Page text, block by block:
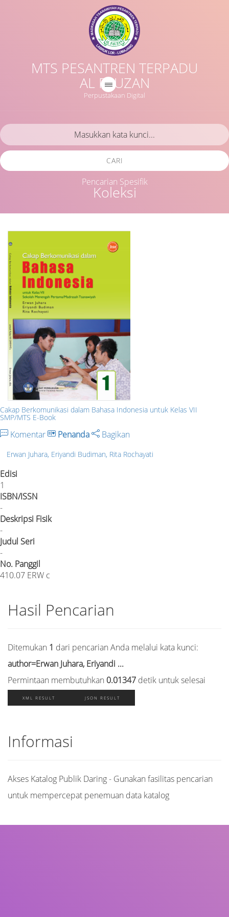
MTS PESANTREN TERPADU
AL FAUZAN
Perpustakaan Digital
Koleksi
CARI
Pencarian Spesifik
Cakap Berkomunikasi dalam Bahasa Indonesia untuk Kelas VII
SMP/MTS E-Book
Komentar Penanda Bagikan
Erwan Juhara, Eriyandi Budiman, Rita Rochayati
Edisi
1
ISBN/ISSN
-
Deskripsi Fisik
-
Judul Seri
-
No. Panggil
410.07 ERW c
Hasil Pencarian
Ditemukan 1 dari pencarian Anda melalui kata kunci:
author=Erwan Juhara, Eriyandi ...
Permintaan membutuhkan 0.01347 detik untuk selesai
XML RESULT JSON RESULT
Informasi
Akses Katalog Publik Daring - Gunakan fasilitas pencarian
untuk mempercepat penemuan data katalog